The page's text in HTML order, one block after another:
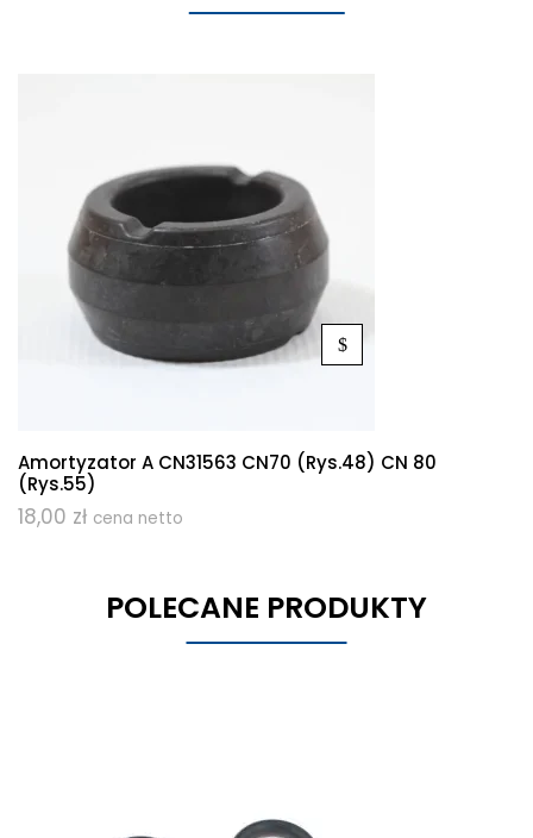
Amortyzator A CN31563 CN70 (rys.48) CN 80
(rys.55)
18,00 zł cena netto
POLECANE PRODUKTY